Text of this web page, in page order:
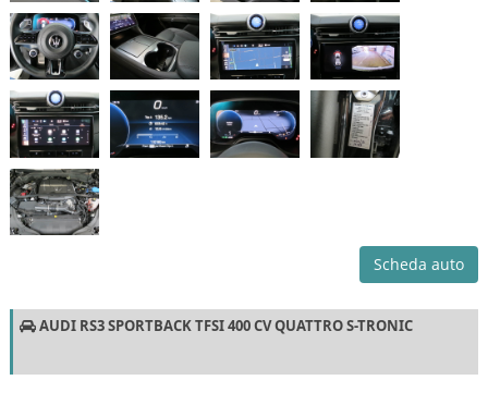
Scheda auto
AUDI RS3 SPORTBACK TFSI 400 CV QUATTRO S-TRONIC